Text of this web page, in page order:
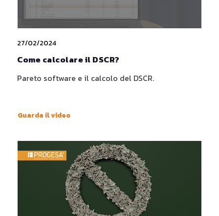
27/02/2024
Come calcolare il DSCR?
Pareto software e il calcolo del DSCR.
Guarda il video